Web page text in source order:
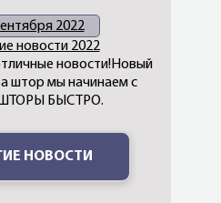
2022
новости 2022
новости!Новый
штор мы начинаем с
БЫСТРО.
НОВОСТИ